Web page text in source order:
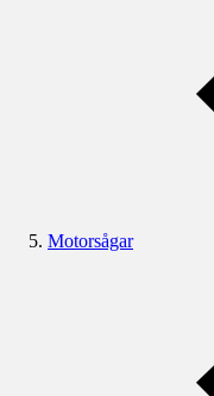
Motorsågar